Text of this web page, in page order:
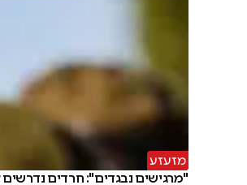
מזעזע
"מרגישים נבגדים": חרדים